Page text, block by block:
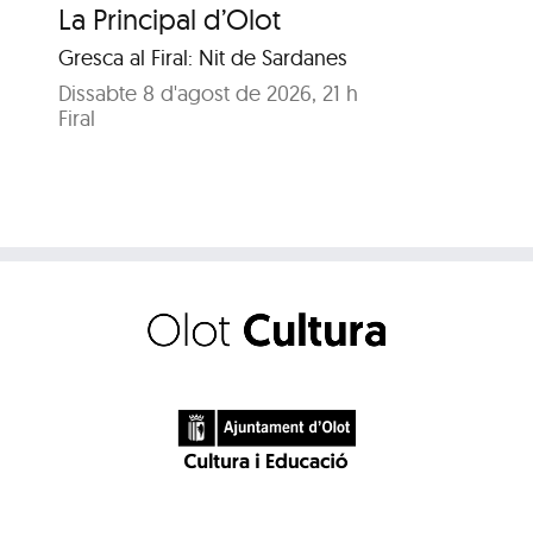
La Principal d’Olot
Gresca al Firal: Nit de Sardanes
Dissabte 8 d'agost de 2026, 21 h
Firal